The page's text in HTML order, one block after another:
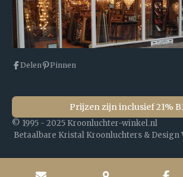
Delen Pinnen
Prijzen zijn inclusief 21%
© 1995 - 2025 Kroonluchter-
Betaalbare Kristal Kroonluchters & Design